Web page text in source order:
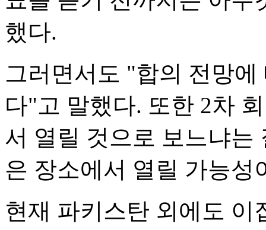
했다.
그러면서도 "합의 전망
다"고 말했다. 또한 2차
서 열릴 것으로 보느냐는
은 장소에서 열릴 가능성
현재 파키스탄 외에도 이